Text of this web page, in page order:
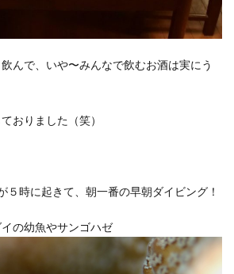
んで、いや〜みんなで飲むお酒は実にう
おりました（笑）
５時に起きて、朝一番の早朝ダイビング！
の幼魚やサンゴハゼ